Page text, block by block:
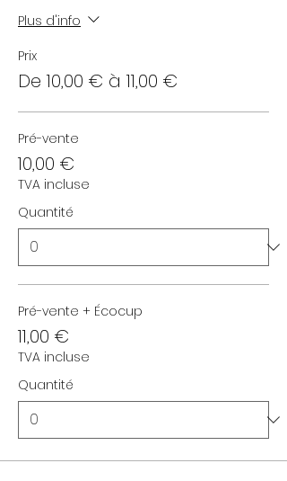
Plus d'info
Prix
De 10,00 € à 11,00 €
Pré-vente
10,00 €
TVA incluse
Quantité
Pré-vente + Écocup
11,00 €
TVA incluse
Quantité